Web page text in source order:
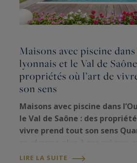
Maisons avec piscine dans
lyonnais et le Val de
propriétés où l’art de
son sens
Maisons avec piscine dans
le Val de Saône : des
vivre prend tout son sens
propriétés procurent une
LIRE LA SUITE